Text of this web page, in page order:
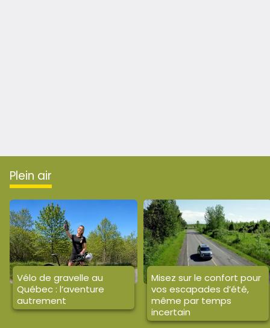
plein air
Vélo de gravelle au
Québec : l’aventure
autrement
Misez sur le confort pour
vos escapades d’été,
même par temps
incertain